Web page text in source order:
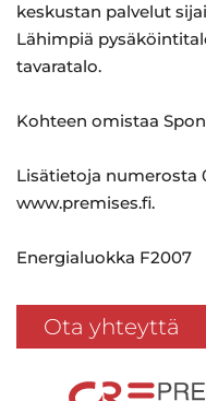
keskustan palvelut
Lähimpiä
tavaratalo.
Kohteen omistaa
Lisätietoja numerosta
www.premises.fi.
Energialuokka F2007
Ota yhteyttä